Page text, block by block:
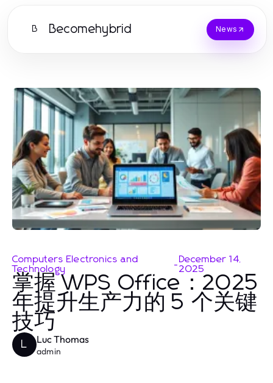
B Becomehybrid News
Computers Electronics and
Technology
- December 14,
2025
掌握 WPS Office：2025
年提升生产力的 5 个关键
技巧
L Luc Thomas
admin